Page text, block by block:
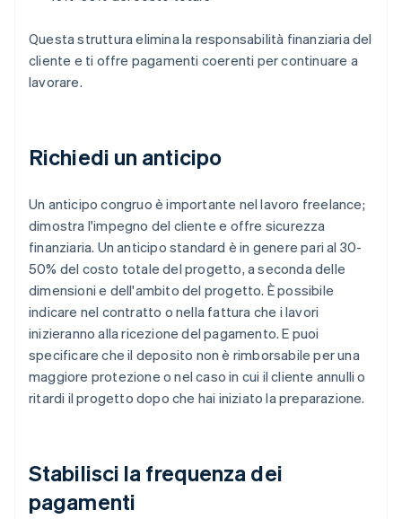
Questa struttura elimina la responsabilità finanziaria del
cliente e ti offre pagamenti coerenti per continuare a
lavorare.
Richiedi un anticipo
Un anticipo congruo è importante nel lavoro freelance;
dimostra l'impegno del cliente e offre sicurezza
finanziaria. Un anticipo standard è in genere pari al 30-
50% del costo totale del progetto, a seconda delle
dimensioni e dell'ambito del progetto. È possibile
indicare nel contratto o nella fattura che i lavori
inizieranno alla ricezione del pagamento. E puoi
specificare che il deposito non è rimborsabile per una
maggiore protezione o nel caso in cui il cliente annulli o
ritardi il progetto dopo che hai iniziato la preparazione.
Stabilisci la frequenza dei
pagamenti